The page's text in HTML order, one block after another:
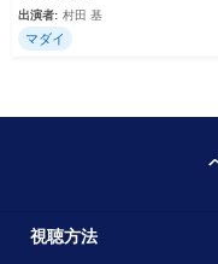
出演者: 村田 基
マダイ
視聴方法